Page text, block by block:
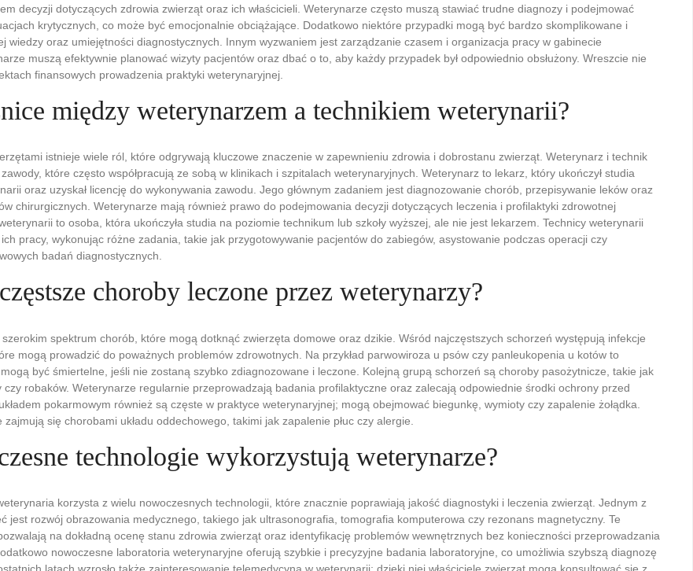
decyzji dotyczących zdrowia zwierząt oraz ich właścicieli. Weterynarze często muszą stawiać trudne diagnozy i podejmować
krytycznych, co może być emocjonalnie obciążające. Dodatkowo niektóre przypadki mogą być bardzo skomplikowane i
wiedzy oraz umiejętności diagnostycznych. Innym wyzwaniem jest zarządzanie czasem i organizacja pracy w gabinecie
muszą efektywnie planować wizyty pacjentów oraz dbać o to, aby każdy przypadek był odpowiednio obsłużony. Wreszcie nie
finansowych prowadzenia praktyki weterynaryjnej.
między weterynarzem a technikiem weterynarii?
istnieje wiele ról, które odgrywają kluczowe znaczenie w zapewnieniu zdrowia i dobrostanu zwierząt. Weterynarz i technik
które często współpracują ze sobą w klinikach i szpitalach weterynaryjnych. Weterynarz to lekarz, który ukończył studia
oraz uzyskał licencję do wykonywania zawodu. Jego głównym zadaniem jest diagnozowanie chorób, przepisywanie leków oraz
chirurgicznych. Weterynarze mają również prawo do podejmowania decyzji dotyczących leczenia i profilaktyki zdrowotnej
to osoba, która ukończyła studia na poziomie technikum lub szkoły wyższej, ale nie jest lekarzem. Technicy weterynarii
pracy, wykonując różne zadania, takie jak przygotowywanie pacjentów do zabiegów, asystowanie podczas operacji czy
badań diagnostycznych.
choroby leczone przez weterynarzy?
spektrum chorób, które mogą dotknąć zwierzęta domowe oraz dzikie. Wśród najczęstszych schorzeń występują infekcje
mogą prowadzić do poważnych problemów zdrowotnych. Na przykład parwowiroza u psów czy panleukopenia u kotów to
być śmiertelne, jeśli nie zostaną szybko zdiagnozowane i leczone. Kolejną grupą schorzeń są choroby pasożytnicze, takie jak
czy robaków. Weterynarze regularnie przeprowadzają badania profilaktyczne oraz zalecają odpowiednie środki ochrony przed
pokarmowym również są częste w praktyce weterynaryjnej; mogą obejmować biegunkę, wymioty czy zapalenie żołądka.
się chorobami układu oddechowego, takimi jak zapalenie płuc czy alergie.
technologie wykorzystują weterynarze?
korzysta z wielu nowoczesnych technologii, które znacznie poprawiają jakość diagnostyki i leczenia zwierząt. Jednym z
jest rozwój obrazowania medycznego, takiego jak ultrasonografia, tomografia komputerowa czy rezonans magnetyczny. Te
na dokładną ocenę stanu zdrowia zwierząt oraz identyfikację problemów wewnętrznych bez konieczności przeprowadzania
nowoczesne laboratoria weterynaryjne oferują szybkie i precyzyjne badania laboratoryjne, co umożliwia szybszą diagnozę
latach wzrosło także zainteresowanie telemedycyną w weterynarii; dzięki niej właściciele zwierząt mogą konsultować się z